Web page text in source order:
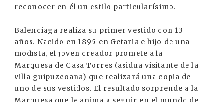
reconocer en él un estilo particularísimo.
Balenciaga realiza su primer vestido con 13
años. Nacido en 1895 en Getaria e hijo de una
modista, el joven creador promete a la
Marquesa de Casa Torres (asidua visitante de la
villa guipuzcoana) que realizará una copia de
uno de sus vestidos. El resultado sorprende a la
Marquesa que le anima a seguir en el mundo de